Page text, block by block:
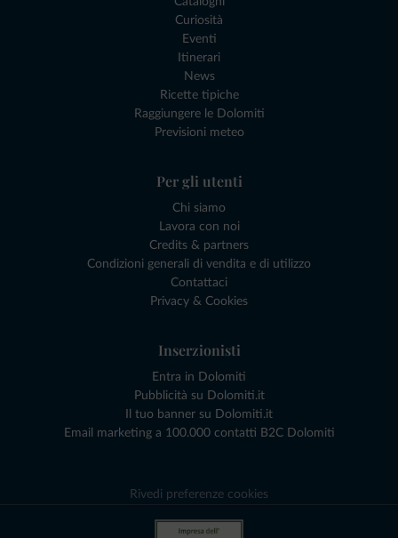
Curiosità
Eventi
Itinerari
News
Ricette tipiche
Raggiungere le Dolomiti
Previsioni meteo
Per gli utenti
Chi siamo
Lavora con noi
Credits & partners
Condizioni generali di vendita e di utilizzo
Contattaci
Privacy & Cookies
Inserzionisti
Entra in Dolomiti
Pubblicità su Dolomiti.it
Il tuo banner su Dolomiti.it
Email marketing a 100.000 contatti B2C Dolomiti
Rivedi preferenze cookies